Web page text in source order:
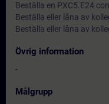
Beställa en PXC5.E24
Beställa eller låna av
Beställa eller låna av
Övrig information
-
Målgrupp